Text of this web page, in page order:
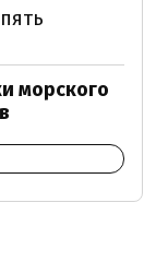
морского